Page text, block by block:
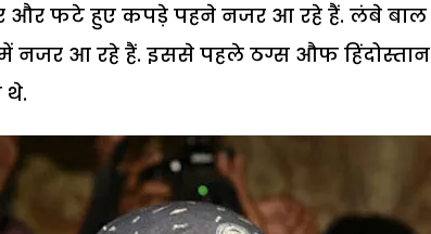
और फटे हुए कपड़े पहने नजर आ रहे हैं. लंबे
नजर आ रहे हैं. इससे पहले ठग्स औफ
थे.